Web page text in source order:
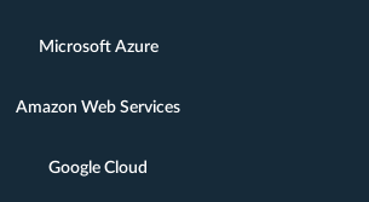
Microsoft Azure
Amazon Web Services
Google Cloud